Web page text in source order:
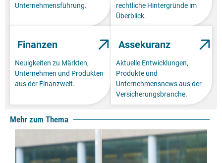
Unternehmensführung.
rechtliche Hintergründe im
Überblick.
Finanzen
Neuigkeiten zu Märkten,
Unternehmen und Produkten
aus der Finanzwelt.
Assekuranz
Aktuelle Entwicklungen,
Produkte und
Unternehmensnews aus der
Versicherungsbranche.
Mehr zum Thema